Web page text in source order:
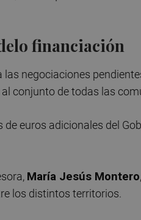
financiación
negociaciones
conjunto de todas las
euros adicionales del
María Jesús Montero
los distintos territorios.